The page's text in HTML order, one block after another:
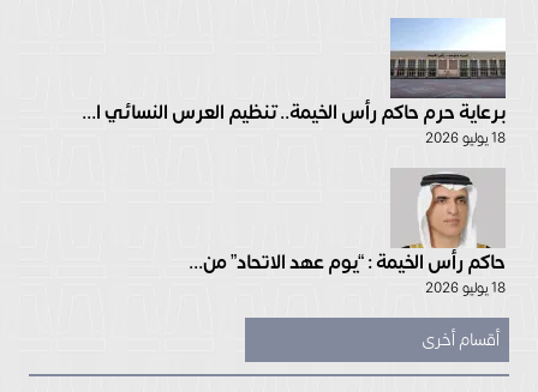
برعاية حرم حاكم رأس الخيمة.. تنظيم العرس النسائي ا...
18 يوليو 2026
حاكم رأس الخيمة : “يوم عهد الاتحاد” من...
18 يوليو 2026
أقسام أخرى